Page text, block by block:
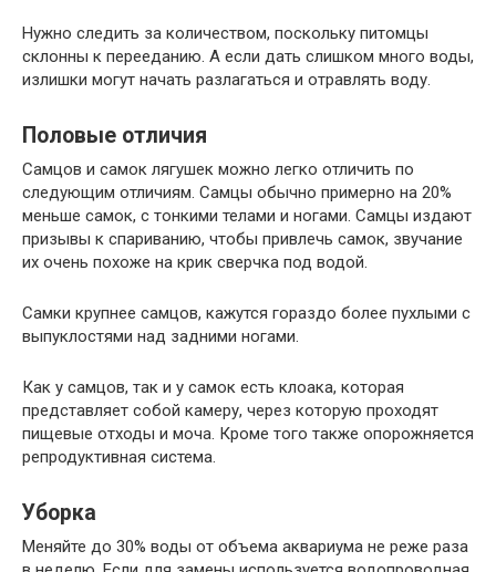
Нужно следить за количеством, поскольку питомцы
склонны к перееданию. А если дать слишком много воды,
излишки могут начать разлагаться и отравлять воду.
Половые отличия
Самцов и самок лягушек можно легко отличить по
следующим отличиям. Самцы обычно примерно на 20%
меньше самок, с тонкими телами и ногами. Самцы издают
призывы к спариванию, чтобы привлечь самок, звучание
их очень похоже на крик сверчка под водой.
Самки крупнее самцов, кажутся гораздо более пухлыми с
выпуклостями над задними ногами.
Как у самцов, так и у самок есть клоака, которая
представляет собой камеру, через которую проходят
пищевые отходы и моча. Кроме того также опорожняется
репродуктивная система.
Уборка
Меняйте до 30% воды от объема аквариума не реже раза